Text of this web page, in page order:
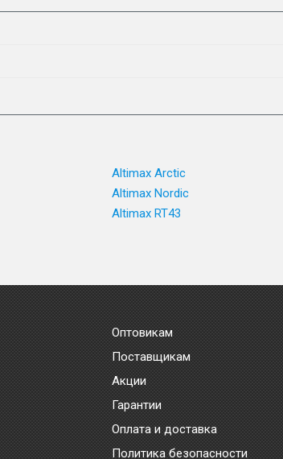
Altimax Arctic
Altimax Nordic
Altimax RT43
Оптовикам
Поставщикам
Акции
Гарантии
Оплата и доставка
Политика безопасности